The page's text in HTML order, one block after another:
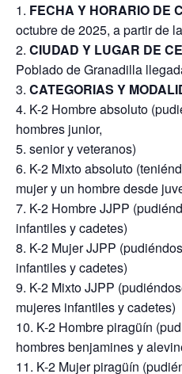
FECHA Y HORARIO DE
octubre de 2025, a partir de
CIUDAD Y LUGAR DE
Poblado de Granadilla
CATEGORIAS Y
K-2 Hombre absoluto
hombres junior,
senior y veteranos)
K-2 Mixto absoluto
mujer y un hombre desde
K-2 Hombre JJPP
infantiles y cadetes)
K-2 Mujer JJPP
infantiles y cadetes)
K-2 Mixto JJPP
mujeres infantiles y cadetes)
K-2 Hombre piragüín
hombres benjamines y
K-2 Mujer piragüín